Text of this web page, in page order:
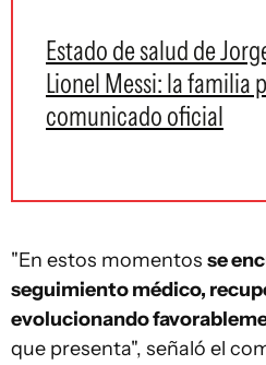
Estado de salud de
Lionel Messi: la familia
comunicado oficial
"En estos momentos se
seguimiento médico,
evolucionando
que presenta", señaló el